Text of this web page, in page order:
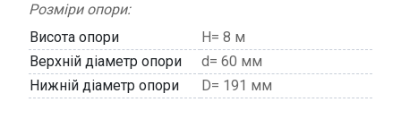
Розміри опори:
Висота опори
H= 8 м
Верхній діаметр опори
d= 60 мм
Нижній діаметр опори
D= 191 мм